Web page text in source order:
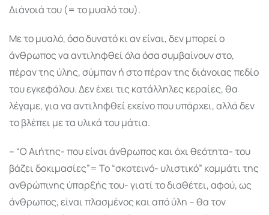
Διάνοιά του (= το μυαλό του).
Με το μυαλό, όσο δυνατό κι αν είναι, δεν μπορεί ο
άνθρωπος να αντιληφθεί όλα όσα συμβαίνουν στο,
πέραν της ύλης, σύμπαν ή στο πέραν της διάνοιας πεδίο
του εγκεφάλου. Δεν έχει τις κατάλληλες κεραίες, θα
λέγαμε, για να αντιληφθεί εκείνο που υπάρχει, αλλά δεν
το βλέπει με τα υλικά του μάτια.
– “Ο Αιήτης- που είναι άνθρωπος και όχι θεότητα- του
βάζει δοκιμασίες”= Το “σκοτεινό- υλιστικό” κομμάτι της
ανθρώπινης ύπαρξής του- γιατί το διαθέτει, αφού, ως
άνθρωπος, είναι πλασμένος και από ύλη – θα τον